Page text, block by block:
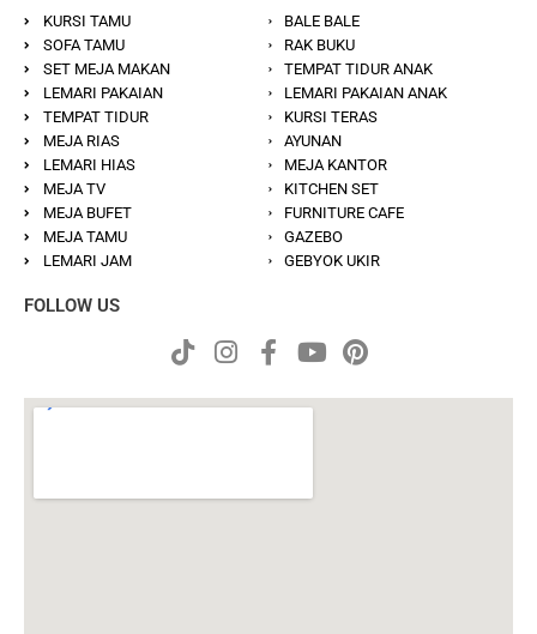
KURSI TAMU
SOFA TAMU
SET MEJA MAKAN
LEMARI PAKAIAN
TEMPAT TIDUR
MEJA RIAS
LEMARI HIAS
MEJA TV
MEJA BUFET
MEJA TAMU
LEMARI JAM
BALE BALE
RAK BUKU
TEMPAT TIDUR ANAK
LEMARI PAKAIAN ANAK
KURSI TERAS
AYUNAN
MEJA KANTOR
KITCHEN SET
FURNITURE CAFE
GAZEBO
GEBYOK UKIR
FOLLOW US